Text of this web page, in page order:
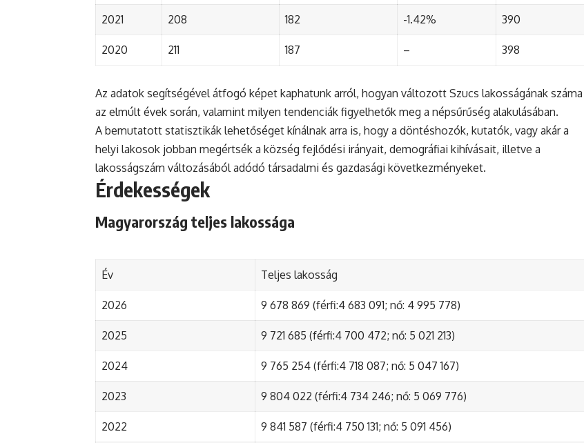
2021 208 182 -1.42% 390
2020 211 187 – 398
Az adatok segítségével átfogó képet kaphatunk arról, hogyan változott Szucs lakosságának száma
az elmúlt évek során, valamint milyen tendenciák figyelhetők meg a népsűrűség alakulásában.
A bemutatott statisztikák lehetőséget kínálnak arra is, hogy a döntéshozók, kutatók, vagy akár a
helyi lakosok jobban megértsék a község fejlődési irányait, demográfiai kihívásait, illetve a
lakosságszám változásából adódó társadalmi és gazdasági következményeket.
Érdekességek
Magyarország teljes lakossága
Év Teljes lakosság
2026 9 678 869 (férfi:4 683 091; nő: 4 995 778)
2025 9 721 685 (férfi:4 700 472; nő: 5 021 213)
2024 9 765 254 (férfi:4 718 087; nő: 5 047 167)
2023 9 804 022 (férfi:4 734 246; nő: 5 069 776)
2022 9 841 587 (férfi:4 750 131; nő: 5 091 456)